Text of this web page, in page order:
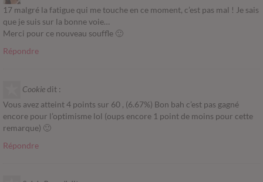
17 malgré la fatigue qui me touche en ce moment, c’est pas mal ! Je sais
que je suis sur la bonne voie…
Merci pour ce nouveau souffle 🙂
Répondre
Cookie dit :
Vous avez atteint 4 points sur 60 , (6.67%) Bon bah c’est pas gagné
encore pour l’optimisme lol (oups encore 1 point de moins pour cette
remarque) 🙂
Répondre